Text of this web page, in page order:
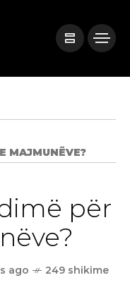
MAJMUNËVE?
për
ago 249 shikime